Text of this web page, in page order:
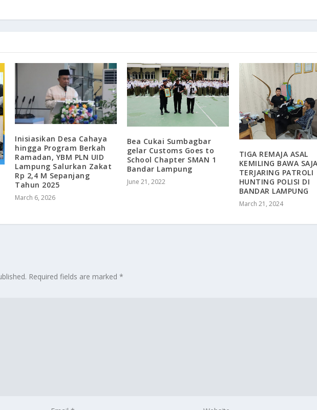
Inisiasikan Desa Cahaya
hingga Program Berkah
Ramadan, YBM PLN UID
Lampung Salurkan Zakat
Rp 2,4 M Sepanjang
Tahun 2025
March 6, 2026
Bea Cukai Sumbagbar
gelar Customs Goes to
School Chapter SMAN 1
Bandar Lampung
June 21, 2022
TIGA REMAJA ASAL
KEMILING BAWA
TERJARING PATROLI
HUNTING POLISI DI
BANDAR LAMPUNG
March 21, 2024
Required fields are marked*